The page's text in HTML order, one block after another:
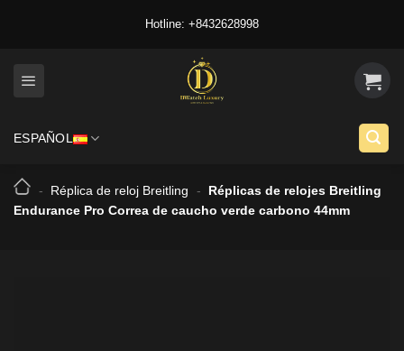
Hotline: +8432628998
ESPAÑOL
- Réplica de reloj Breitling -
Réplicas de relojes Breitling
Endurance Pro Correa de caucho verde carbono 44mm